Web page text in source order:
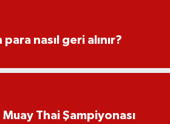
nasıl geri alınır?
Thai Şampiyonası